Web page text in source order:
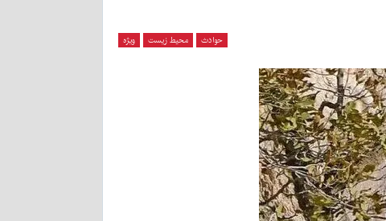
حوادث محیط زیست ویژه